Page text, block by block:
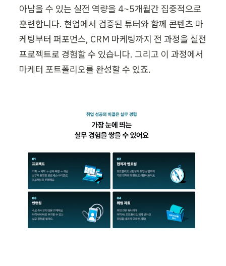
아남을 수 있는 실전 역량을 4~5개월간 집중적으로
훈련합니다. 현업에서 검증된 튜터와 함께 콘텐츠 마
케팅부터 퍼포먼스, CRM 마케팅까지 전 과정을 실전
프로젝트로 경험할 수 있습니다. 그리고 이 과정에서
마케터 포트폴리오를 완성할 수 있죠.